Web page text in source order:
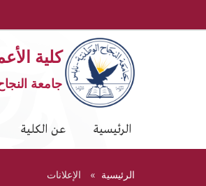
كلية
جامعة
الرئيسية عن الكلية
الرئيسية الإعلانات